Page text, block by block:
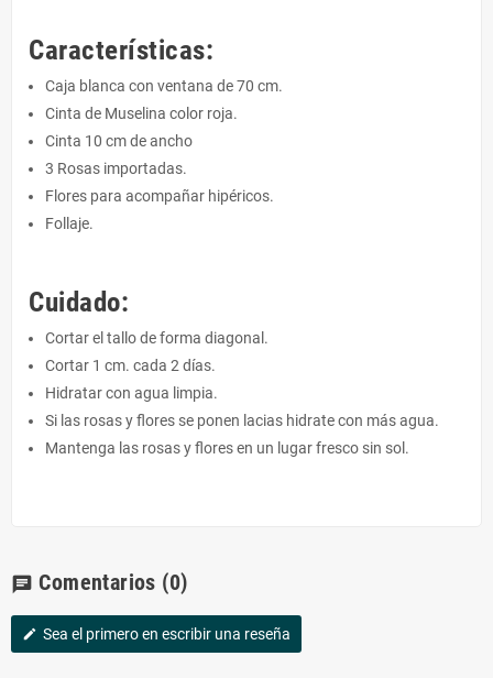
Características:
Caja blanca con ventana de 70 cm.
Cinta de Muselina color roja.
Cinta 10 cm de ancho
3 Rosas importadas.
Flores para acompañar hipéricos.
Follaje.
Cuidado:
Cortar el tallo de forma diagonal.
Cortar 1 cm. cada 2 días.
Hidratar con agua limpia.
Si las rosas y flores se ponen lacias hidrate con más agua.
Mantenga las rosas y flores en un lugar fresco sin sol.
chat Comentarios (0)
edit Sea el primero en escribir una reseña